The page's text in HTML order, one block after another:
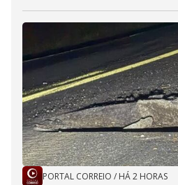
PORTAL CORREIO / HÁ 2 HORAS